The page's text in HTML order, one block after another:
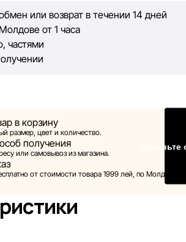
на постоянный контроль, Sportlandia
точность всех данных,
технических ошибок или сбоев.
ссылки на которые могут быть
за собой право в одностороннем
уведомления вносить изменения в
потребительские свойства товаров.
на сайте, являются
о товарах предоставляется в
или возврат в течении 14 дней
от 1 часа
частями
в корзину
размер, цвет и количество.
получения
или самовывоз из магазина.
от стоимости товара 1999 лей, по Молдове —
Оставьте